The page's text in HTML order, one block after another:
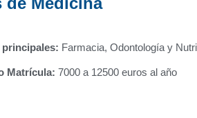
Farmacia, Odontología y
Matrícula: 7000 a 12500 euros al año